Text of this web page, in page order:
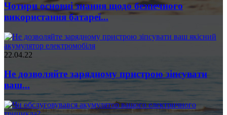
Чотири основні знання щодо безпечного
використання батареї...
22.04.22
Не дозволяйте зарядному пристрою зіпсувати
ваш...